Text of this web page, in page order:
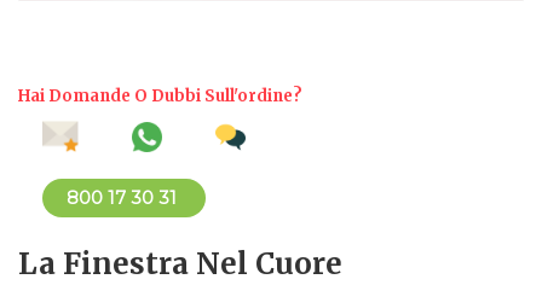
Hai Domande O Dubbi Sull'ordine?
800 17 30 31
La Finestra Nel Cuore